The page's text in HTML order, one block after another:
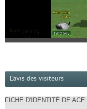
L'avis des visiteurs
FICHE D'IDENTITÉ DE ACE